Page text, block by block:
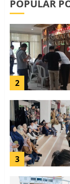
POPULAR
1
2
3